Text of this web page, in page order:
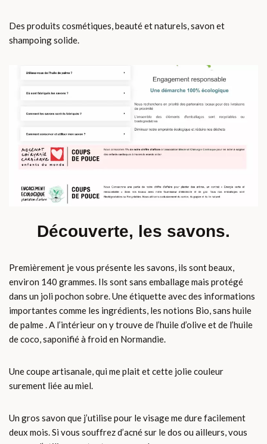
Des produits cosmétiques, beauté et naturels, savon et
shampoing solide.
Découverte, les savons.
Premièrement je vous présente les savons, ils sont beaux,
environ 140 grammes. Ils sont sans emballage mais protégé
dans un joli pochon sobre. Une étiquette avec des informations
importantes comme les ingrédients, les notions Bio, sans huile
de palme . A l’intérieur on y trouve de l’huile d’olive et de l’huile
de coco, saponifié à froid en Normandie.
Une coupe artisanale, qui me plait et cette jolie couleur
surement liée au miel.
Un gros savon que j’utilise pour le visage me dure facilement
deux mois. Si vous souffrez d’acné sur le dos ou ailleurs, vous